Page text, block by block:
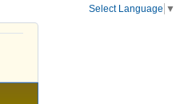
Select Language ▼